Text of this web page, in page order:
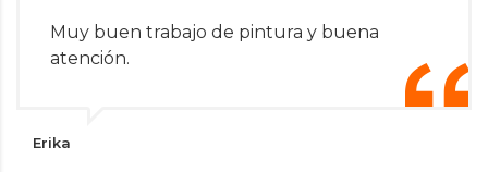
Muy buen trabajo de pintura y buena
atención.
Erika